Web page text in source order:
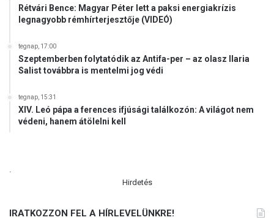
Rétvári Bence: Magyar Péter lett a paksi energiakrízis
legnagyobb rémhírterjesztője (VIDEÓ)
tegnap, 17:00
Szeptemberben folytatódik az Antifa-per – az olasz Ilaria
Salist továbbra is mentelmi jog védi
tegnap, 15:31
XIV. Leó pápa a ferences ifjúsági találkozón: A világot nem
védeni, hanem átölelni kell
.
Hirdetés
IRATKOZZON FEL A HÍRLEVELÜNKRE!